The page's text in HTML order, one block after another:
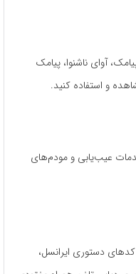
آوای ناشنوا، پیامک
و استفاده کنید.
عیب‌یابی و مودم‌های
دستوری ایرانسل،